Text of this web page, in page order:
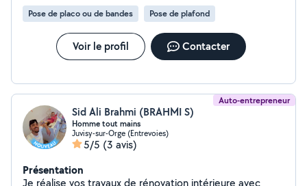
Pose de placo ou de bandes Pose de plafond
Voir le profil Contacter
Auto-entrepreneur
Sid Ali Brahmi (BRAHMI S)
Homme tout mains
Juvisy-sur-Orge (Entrevoies)
5/5 (3 avis)
Présentation
Je réalise vos travaux de rénovation intérieure avec